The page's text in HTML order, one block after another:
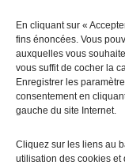
En cliquant sur «
fins énoncées. Vous
auxquelles vous
vous suffit de cocher la
Enregistrer les
consentement en
gauche du site Internet.
Cliquez sur les liens au
utilisation des cookies et